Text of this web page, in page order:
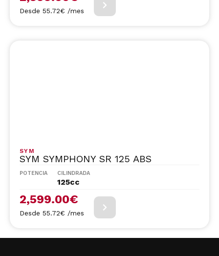
Desde 55.72€ /mes
SYM
SYM SYMPHONY SR 125 ABS
POTENCIA CILINDRADA
125cc
2,599.00€
Desde 55.72€ /mes